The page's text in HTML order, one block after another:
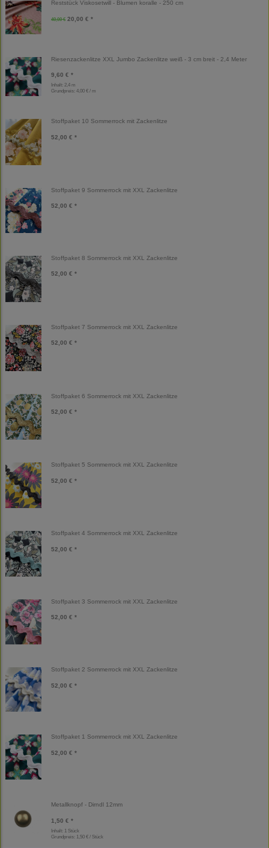
Reststück Viskosetwill - Blumen koralle - 250 cm
40,00 € 20,00 € *
Riesenzackenlitze XXL Jumbo Zackenlitze weiß - 3 cm breit - 2,4 Meter
9,60 € *
Inhalt: 2,4 m
Grundpreis: 4,00 € / m
Stoffpaket 10 Sommerrock mit Zackenlitze
52,00 € *
Stoffpaket 9 Sommerrock mit XXL Zackenlitze
52,00 € *
Stoffpaket 8 Sommerrock mit XXL Zackenlitze
52,00 € *
Stoffpaket 7 Sommerrock mit XXL Zackenlitze
52,00 € *
Stoffpaket 6 Sommerrock mit XXL Zackenlitze
52,00 € *
Stoffpaket 5 Sommerrock mit XXL Zackenlitze
52,00 € *
Stoffpaket 4 Sommerrock mit XXL Zackenlitze
52,00 € *
Stoffpaket 3 Sommerrock mit XXL Zackenlitze
52,00 € *
Stoffpaket 2 Sommerrock mit XXL Zackenlitze
52,00 € *
Stoffpaket 1 Sommerrock mit XXL Zackenlitze
52,00 € *
Metallknopf - Dirndl 12mm
1,50 € *
Inhalt: 1 Stück
Grundpreis: 1,50 € / Stück